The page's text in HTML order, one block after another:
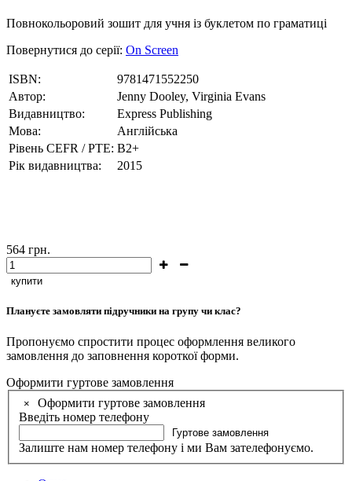
Повнокольоровий зошит для учня із буклетом по граматиці
Повернутися до серії: On Screen
ISBN:
9781471552250
Автор:
Jenny Dooley, Virginia Evans
Видавництво:
Express Publishing
Мова:
Англійська
Рівень CEFR / PTE: B2+
Рік видавництва:
2015
564 грн.
купити
Плануєте замовляти підручники на групу чи клас?
Пропонуємо спростити процес оформлення великого
замовлення до заповнення короткої форми.
Оформити гуртове замовлення
×
Оформити гуртове замовлення
Введіть номер телефону
Гуртове замовлення
Залиште нам номер телефону і ми Вам зателефонуємо.